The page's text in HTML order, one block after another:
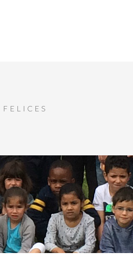
FELICES